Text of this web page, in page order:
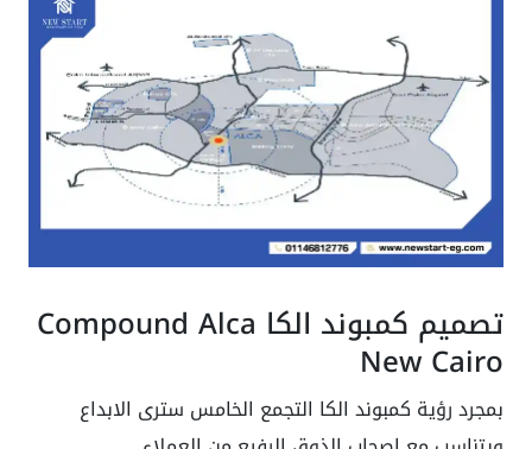
تصميم كمبوند الكا Compound Alca
New Cairo
بمجرد رؤية كمبوند الكا التجمع الخامس سترى الابداع